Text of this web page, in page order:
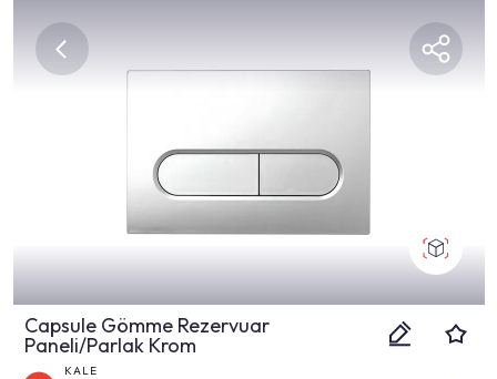
Capsule Gömme Rezervuar
Paneli/Parlak Krom
KALE